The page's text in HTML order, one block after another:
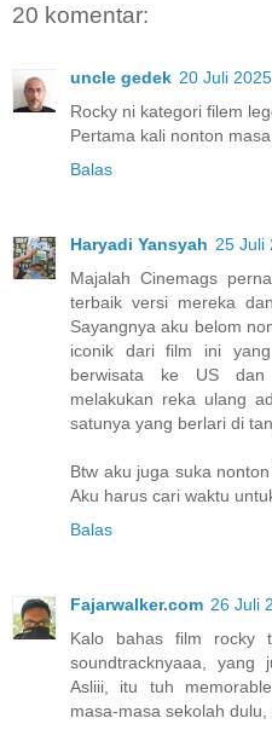
20 komentar:
uncle gedek 20 Juli
Rocky ni kategori filem
Pertama kali nonton
Balas
Haryadi Yansyah 25 Juli
Majalah Cinemags
terbaik versi mereka
Sayangnya aku belom
iconik dari film ini
berwisata ke US
melakukan reka ulang
satunya yang berlari di
Btw aku juga suka
Aku harus cari waktu
Balas
Fajarwalker.com 26 Juli
Kalo bahas film rocky
soundtracknyaaa, yang
Asliii, itu tuh
masa-masa sekolah dulu,